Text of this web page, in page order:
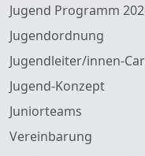
Jugend Programm
Jugendordnung
Jugendleiter/innen-
Jugend-Konzept
Juniorteams
Vereinbarung